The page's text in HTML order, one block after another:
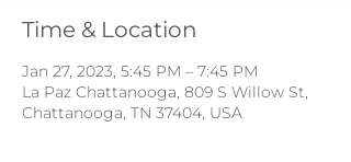
Time & Location
Jan 27, 2023, 5:45 PM – 7:45 PM
La Paz Chattanooga, 809 S Willow St,
Chattanooga, TN 37404, USA